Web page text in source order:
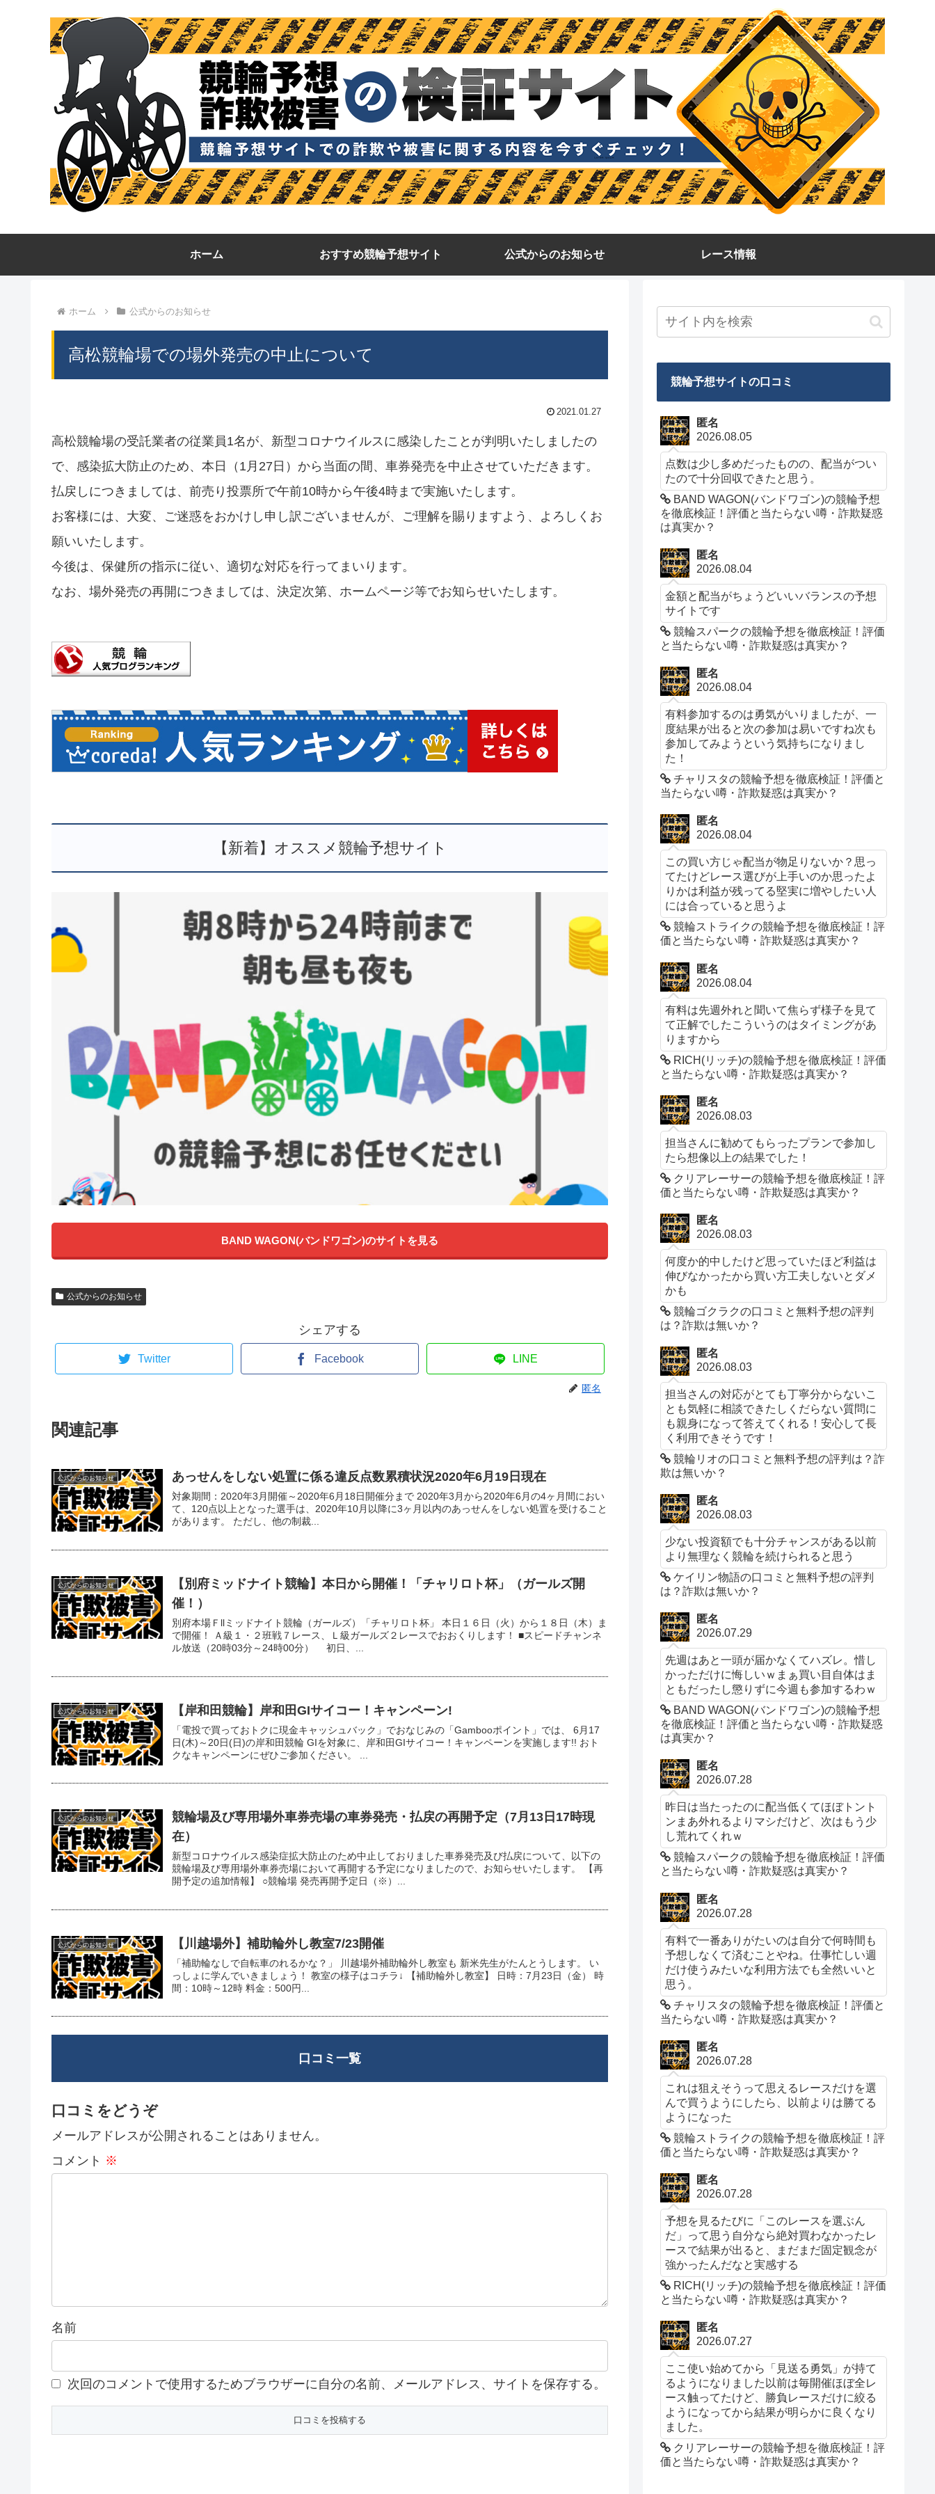
ホーム おすすめ競輪予想サイト 公式からのお知らせ レース情報
ホーム 公式からのお知らせ
高松競輪場での場外発売の中止について
2021.01.27
高松競輪場の受託業者の従業員1名が、新型コロナウイルスに感染したことが判明いたしましたの
で、感染拡大防止のため、本日（1月27日）から当面の間、車券発売を中止させていただきます。
払戻しにつきましては、前売り投票所で午前10時から午後4時まで実施いたします。
お客様には、大変、ご迷惑をおかけし申し訳ございませんが、ご理解を賜りますよう、よろしくお
願いいたします。
今後は、保健所の指示に従い、適切な対応を行ってまいります。
なお、場外発売の再開につきましては、決定次第、ホームページ等でお知らせいたします。
【新着】オススメ競輪予想サイト
BAND WAGON(バンドワゴン)のサイトを見る
公式からのお知らせ
シェアする
Twitter Facebook LINE
匿名
関連記事
公式からのお知らせ あっせんをしない処置に係る違反点数累積状況2020年6月19日現在
対象期間：2020年3月開催～2020年6月18日開催分まで 2020年3月から2020年6月の4ヶ月間におい
て、120点以上となった選手は、2020年10月以降に3ヶ月以内のあっせんをしない処置を受けること
があります。 ただし、他の制裁...
公式からのお知らせ
【別府ミッドナイト競輪】本日から開催！「チャリロト杯」（ガールズ開
催！）
別府本場Ｆllミッドナイト競輪（ガールズ）「チャリロト杯」 本日１６日（火）から１８日（木）ま
で開催！ Ａ級１・２班戦７レース、Ｌ級ガールズ２レースでおおくりします！ ■スピードチャンネ
ル放送（20時03分～24時00分） 初日、...
公式からのお知らせ 【岸和田競輪】岸和田GIサイコー！キャンペーン!
「電投で買っておトクに現金キャッシュバック」でおなじみの「Gambooポイント」では、 6月17
日(木)～20日(日)の岸和田競輪 GIを対象に、岸和田GIサイコー！キャンペーンを実施します!! おト
クなキャンペーンにぜひご参加ください。 ...
公式からのお知らせ
競輪場及び専用場外車券売場の車券発売・払戻の再開予定（7月13日17時現
在）
新型コロナウイルス感染症拡大防止のため中止しておりました車券発売及び払戻について、以下の
競輪場及び専用場外車券売場において再開する予定になりましたので、お知らせいたします。 【再
開予定の追加情報】 ○競輪場 発売再開予定日（※）...
公式からのお知らせ 【川越場外】補助輪外し教室7/23開催
「補助輪なしで自転車のれるかな？」 川越場外補助輪外し教室も 新米先生がたんとうします。 い
っしょに学んでいきましょう！ 教室の様子はコチラ↓ 【補助輪外し教室】 日時：7月23日（金） 時
間：10時～12時 料金：500円...
口コミ一覧
口コミをどうぞ
メールアドレスが公開されることはありません。
コメント ※
名前
次回のコメントで使用するためブラウザーに自分の名前、メールアドレス、サイトを保存する。
競輪予想サイトの口コミ
匿名
2026.08.05
点数は少し多めだったものの、配当がつい
たので十分回収できたと思う。
BAND WAGON(バンドワゴン)の競輪予想
を徹底検証！評価と当たらない噂・詐欺疑惑
は真実か？
匿名
2026.08.04
金額と配当がちょうどいいバランスの予想
サイトです
競輪スパークの競輪予想を徹底検証！評価
と当たらない噂・詐欺疑惑は真実か？
匿名
2026.08.04
有料参加するのは勇気がいりましたが、一
度結果が出ると次の参加は易いですね次も
参加してみようという気持ちになりまし
た！
チャリスタの競輪予想を徹底検証！評価と
当たらない噂・詐欺疑惑は真実か？
匿名
2026.08.04
この買い方じゃ配当が物足りないか？思っ
てたけどレース選びが上手いのか思ったよ
りかは利益が残ってる堅実に増やしたい人
には合っていると思うよ
競輪ストライクの競輪予想を徹底検証！評
価と当たらない噂・詐欺疑惑は真実か？
匿名
2026.08.04
有料は先週外れと聞いて焦らず様子を見て
て正解でしたこういうのはタイミングがあ
りますから
RICH(リッチ)の競輪予想を徹底検証！評価
と当たらない噂・詐欺疑惑は真実か？
匿名
2026.08.03
担当さんに勧めてもらったプランで参加し
たら想像以上の結果でした！
クリアレーサーの競輪予想を徹底検証！評
価と当たらない噂・詐欺疑惑は真実か？
匿名
2026.08.03
何度か的中したけど思っていたほど利益は
伸びなかったから買い方工夫しないとダメ
かも
競輪ゴクラクの口コミと無料予想の評判
は？詐欺は無いか？
匿名
2026.08.03
担当さんの対応がとても丁寧分からないこ
とも気軽に相談できたしくだらない質問に
も親身になって答えてくれる！安心して長
く利用できそうです！
競輪リオの口コミと無料予想の評判は？詐
欺は無いか？
匿名
2026.08.03
少ない投資額でも十分チャンスがある以前
より無理なく競輪を続けられると思う
ケイリン物語の口コミと無料予想の評判
は？詐欺は無いか？
匿名
2026.07.29
先週はあと一頭が届かなくてハズレ。惜し
かっただけに悔しいｗまぁ買い目自体はま
ともだったし懲りずに今週も参加するわｗ
BAND WAGON(バンドワゴン)の競輪予想
を徹底検証！評価と当たらない噂・詐欺疑惑
は真実か？
匿名
2026.07.28
昨日は当たったのに配当低くてほぼトント
ンまあ外れるよりマシだけど、次はもう少
し荒れてくれｗ
競輪スパークの競輪予想を徹底検証！評価
と当たらない噂・詐欺疑惑は真実か？
匿名
2026.07.28
有料で一番ありがたいのは自分で何時間も
予想しなくて済むことやね。仕事忙しい週
だけ使うみたいな利用方法でも全然いいと
思う。
チャリスタの競輪予想を徹底検証！評価と
当たらない噂・詐欺疑惑は真実か？
匿名
2026.07.28
これは狙えそうって思えるレースだけを選
んで買うようにしたら、以前よりは勝てる
ようになった
競輪ストライクの競輪予想を徹底検証！評
価と当たらない噂・詐欺疑惑は真実か？
匿名
2026.07.28
予想を見るたびに「このレースを選ぶん
だ」って思う自分なら絶対買わなかったレ
ースで結果が出ると、まだまだ固定観念が
強かったんだなと実感する
RICH(リッチ)の競輪予想を徹底検証！評価
と当たらない噂・詐欺疑惑は真実か？
匿名
2026.07.27
ここ使い始めてから「見送る勇気」が持て
るようになりました以前は毎開催ほぼ全レ
ース触ってたけど、勝負レースだけに絞る
ようになってから結果が明らかに良くなり
ました。
クリアレーサーの競輪予想を徹底検証！評
価と当たらない噂・詐欺疑惑は真実か？